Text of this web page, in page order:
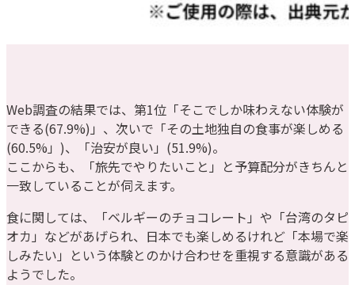
Web調査の結果では、第1位「そこでしか味わえない体験が
できる(67.9%)」、次いで「その土地独自の食事が楽しめる
(60.5%」)、「治安が良い」(51.9%)。
ここからも、「旅先でやりたいこと」と予算配分がきちんと
一致していることが伺えます。
食に関しては、「ベルギーのチョコレート」や「台湾のタピ
オカ」などがあげられ、日本でも楽しめるけれど「本場で楽
しみたい」という体験とのかけ合わせを重視する意識がある
ようでした。